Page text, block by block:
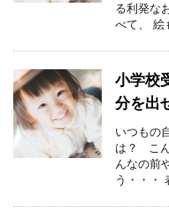
る利発な
べて、 絵
小学校
分を出
いつもの
は？ こ
んなの前
う・・・